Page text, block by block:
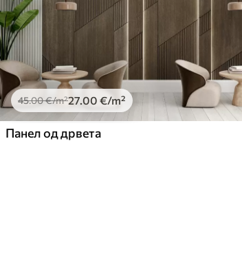
45.00€/m²27.00 €/m²
Панел од дрвета